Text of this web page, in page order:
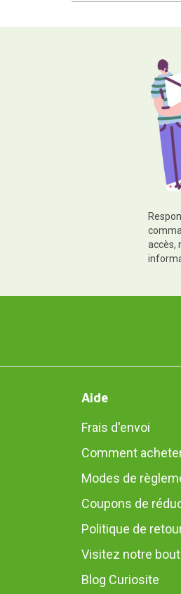
accès,
Aide
Frais d'envoi
Comment
Modes de
Coupons de
Politique de
Visitez notre
Blog Curiosite